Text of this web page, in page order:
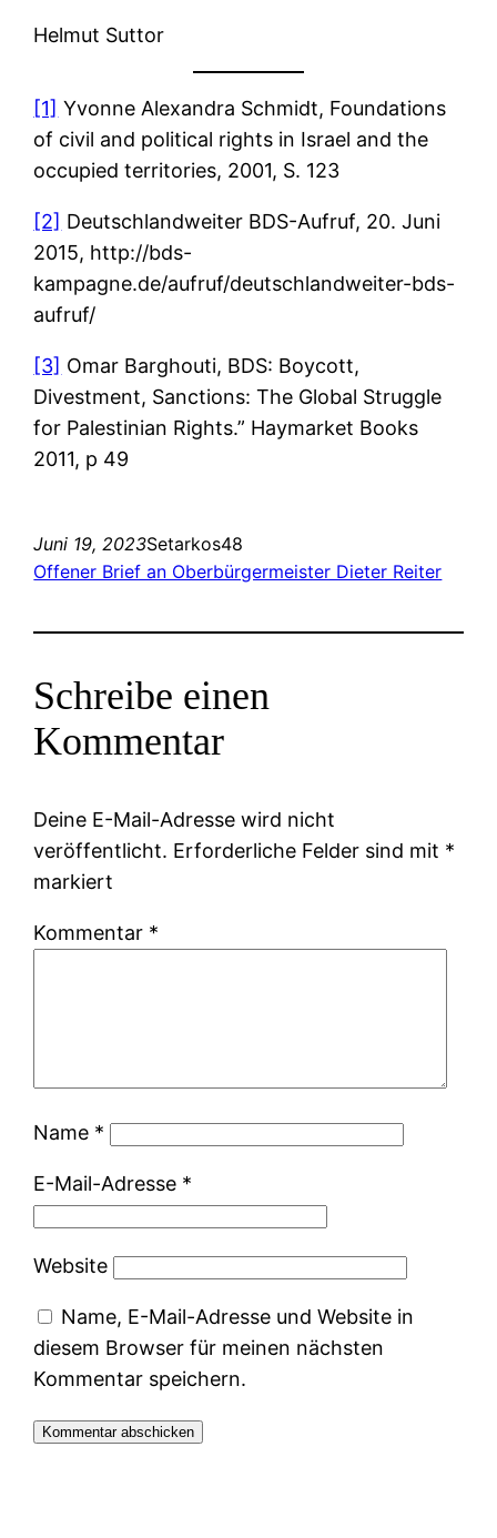
Helmut Suttor
[1] Yvonne Alexandra Schmidt, Foundations
of civil and political rights in Israel and the
occupied territories, 2001, S. 123
[2] Deutschlandweiter BDS-Aufruf, 20. Juni
2015, http://bds-
kampagne.de/aufruf/deutschlandweiter-bds-
aufruf/
[3] Omar Barghouti, BDS: Boycott,
Divestment, Sanctions: The Global Struggle
for Palestinian Rights.” Haymarket Books
2011, p 49
Juni 19, 2023Setarkos48
Offener Brief an Oberbürgermeister Dieter Reiter
Schreibe einen
Kommentar
Deine E-Mail-Adresse wird nicht
veröffentlicht. Erforderliche Felder sind mit *
markiert
Kommentar *
Name *
E-Mail-Adresse *
Website
Name, E-Mail-Adresse und Website in
diesem Browser für meinen nächsten
Kommentar speichern.